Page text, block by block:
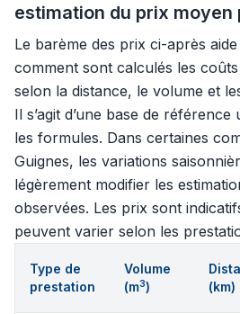
estimation du prix moyen
Le barème des prix ci-après
comment sont calculés les coûts
selon la distance, le volume et
Il s’agit d’une base de
les formules. Dans certaines
Guignes, les variations
légèrement modifier les
observées. Les prix sont
peuvent varier selon les
Type de
prestation
Volume
(m3)
(km)